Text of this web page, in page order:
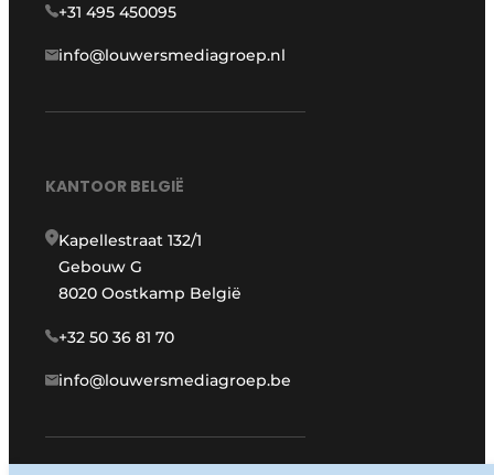
+31 495 450095
info@louwersmediagroep.nl
KANTOOR BELGIË
Kapellestraat 132/1
Gebouw G
8020 Oostkamp België
+32 50 36 81 70
info@louwersmediagroep.be